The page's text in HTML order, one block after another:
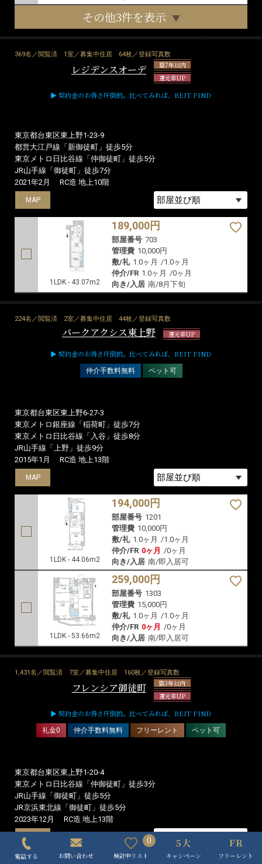
1R - 35.42m2
管理費 8,000円
敷/礼 1.0ヶ月 /1.0ヶ月
仲介/FR 0ヶ月 /0ヶ月
向き/入居 南/即入居可
149,000円
部屋番号 304
8,000円
敷/礼
1.0ヶ月 /1.0ヶ月
部屋番号
管理費 8,000円
南/即入居可
その他3件を表示
369名／閲覧済 1室／募集中住居 64枚／登録写真数
レジデンスオーデ
築7年以内
還元率UP
▶ 契約金のお得さ圧倒的。比べてみれば、REIT FIND
東京都台東区東上野1-23-9
都営大江戸線「新御徒町」徒歩5分
東京メトロ日比谷線「仲御徒町」徒歩5分
JR山手線「御徒町」徒歩7分
2021年2月
1LDK - 43.07m2
189,000円
部屋番号 703
管理費
10,000円
敷/礼 1.0ヶ月
1.0ヶ月
仲介/FR 1.0ヶ月 /0ヶ月
向き/入居 南/8月下旬
224名／閲覧済 2室／募集中住居 44枚／登録写真数
パークアクシス東上野 還元率UP
▶ 契約金のお得さ圧倒的。比べてみれば、REIT FIND
東京都台東区東上野6-27-3
東京メトロ銀座線「稲荷町」徒歩7分
東京メトロ日比谷線「入谷」徒歩8分
JR山手線「上野」徒歩9分
2015年1月
RC造 地上13階
電話する お問い合わせ
0
検討中リスト キャンペーン フリーレント